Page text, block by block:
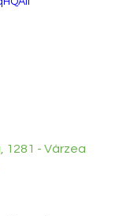
1281 - Várzea